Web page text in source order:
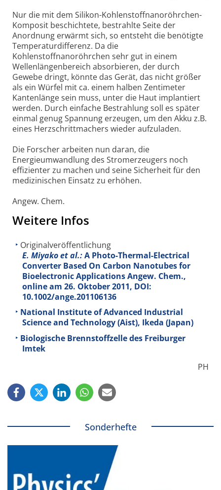
Nur die mit dem Silikon-Kohlenstoffnanoröhrchen-
Komposit beschichtete, bestrahlte Seite der
Anordnung erwärmt sich, so entsteht die benötigte
Temperaturdifferenz. Da die
Kohlenstoffnanoröhrchen sehr gut in einem
Wellenlängenbereich absorbieren, der durch
Gewebe dringt, könnte das Gerät, das nicht größer
als ein Würfel mit ca. einem halben Zentimeter
Kantenlänge sein muss, unter die Haut implantiert
werden. Durch einfache Bestrahlung soll es später
einmal genug Spannung erzeugen, um den Akku z.B.
eines Herzschrittmachers wieder aufzuladen.
Die Forscher arbeiten nun daran, die
Energieumwandlung des Stromerzeugers noch
effizienter zu machen und seine Sicherheit für den
medizinischen Einsatz zu erhöhen.
Angew. Chem.
Weitere Infos
Originalveröffentlichung
E. Miyako et al.:A Photo-Thermal-Electrical
Converter Based On Carbon Nanotubes for
Bioelectronic Applications Angew. Chem.,
online am 26. Oktober 2011, DOI:
10.1002/ange.201106136
National Institute of Advanced Industrial
Science and Technology (Aist), Ikeda (Japan)
Biologische Brennstoffzelle des Freiburger
Imtek
PH
Sonderhefte